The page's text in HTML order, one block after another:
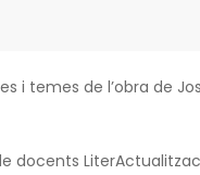
i temes de l’obra de
docents